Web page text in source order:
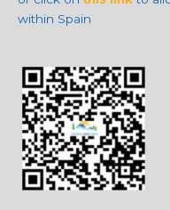
within Spain